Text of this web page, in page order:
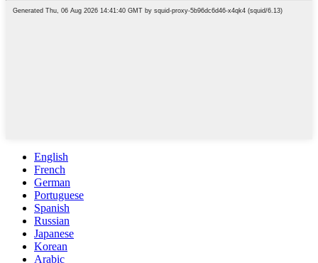
English
French
German
Portuguese
Spanish
Russian
Japanese
Korean
Arabic